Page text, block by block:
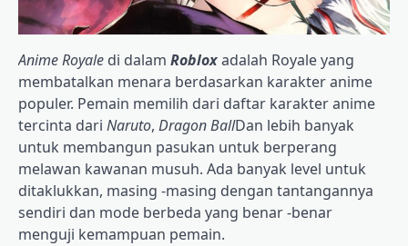
Anime Royale di dalam Robloxadalah Royale yang
membatalkan menara berdasarkan karakter anime
populer. Pemain memilih dari daftar karakter anime
tercinta dari Naruto, Dragon BallDan lebih banyak
untuk membangun pasukan untuk berperang
melawan kawanan musuh. Ada banyak level untuk
ditaklukkan, masing -masing dengan tantangannya
sendiri dan mode berbeda yang benar -benar
menguji kemampuan pemain.